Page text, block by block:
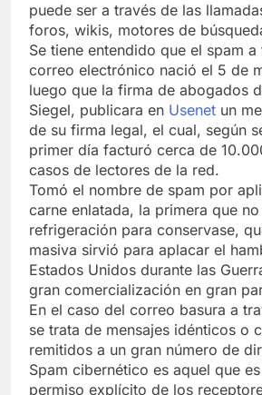
puede ser a través de las
foros, wikis, motores de
Se tiene entendido que el spam a
correo electrónico nació el 5 de
luego que la firma de abogados
Siegel, publicara en Usenet un
de su firma legal, el cual, según
primer día facturó cerca de
casos de lectores de la red.
Tomó el nombre de spam por
carne enlatada, la primera que
refrigeración para conservase,
masiva sirvió para aplacar el
Estados Unidos durante las
gran comercialización en gran
En el caso del correo basura a
se trata de mensajes idénticos o
remitidos a un gran número de
Spam cibernético es aquel que
permiso explícito de los